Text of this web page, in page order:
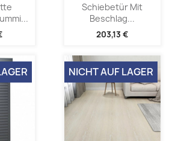
Schiebetür Mit
Beschlag...
203,13 €
NICHT AUF LAGER